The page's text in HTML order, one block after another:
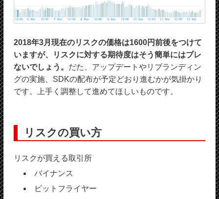
2018年3月現在のリスクの価格は1600円前後をつけて
いますが、リスクに対する期待度はそう簡単にはブレ
ないでしょう。 だた、アップデートやリブランディン
グの実施、SDKの配布が予定どおり進むかが気掛かり
です。上手く調整して進めてほしいものです。
リスクの買い方
リスクが買える取引所
バイナンス
ビットフライヤー